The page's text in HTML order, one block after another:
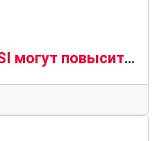
Asus, Gigabyte и MSI могут повысить цены на свои материнские платы в третьем квартале 2026 года